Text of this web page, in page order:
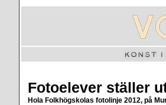
Fotoelever ställer
Hola Folkhögskolas fotolinje 2012, på